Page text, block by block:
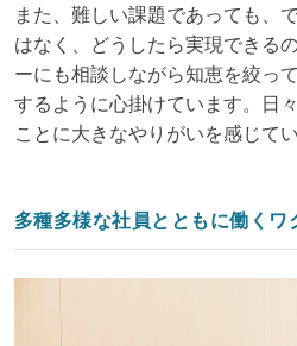
また、難しい課題であっても、
はなく、どうしたら実現できる
ーにも相談しながら知恵を絞っ
するように心掛けています。日
ことに大きなやりがいを感じてい
多種多様な社員とともに働くワ